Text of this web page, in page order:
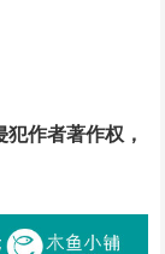
作者著作权，